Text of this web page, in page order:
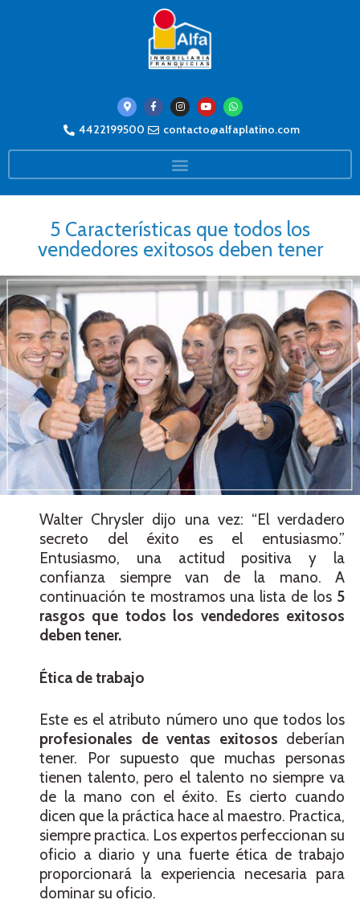
4422199500 contacto@alfaplatino.com
5 Características que todos los
vendedores exitosos deben tener
Walter Chrysler dijo una vez: “El verdadero
secreto del éxito es el entusiasmo.”
Entusiasmo, una actitud positiva y la
confianza siempre van de la mano. A
continuación te mostramos una lista de los 5
rasgos que todos los vendedores exitosos
deben tener.
Ética de trabajo
Este es el atributo número uno que todos los
profesionales de ventas exitosos deberían
tener. Por supuesto que muchas personas
tienen talento, pero el talento no siempre va
de la mano con el éxito. Es cierto cuando
dicen que la práctica hace al maestro. Practica,
siempre practica. Los expertos perfeccionan su
oficio a diario y una fuerte ética de trabajo
proporcionará la experiencia necesaria para
dominar su oficio.